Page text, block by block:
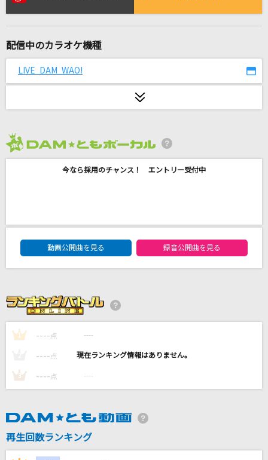
[良音]三日月
1/6-genesis mix-
蝶々P feat.初音ミク
私は最強
ちゃんみな
[オリカラ]心を開いて
恋しさと せつなさと 心強さと
結束バンド
配信中のカラオケ機種
LIVE DAM WAO!
今なら採用のチャンス！ エントリー受付中
DAM★ともボーカルエントリーランキング
動画公開曲を見る
録音公開曲を見る
1 ---- 点 ----
---- 点 ----
3 ---- 点 ----
再生回数ランキング